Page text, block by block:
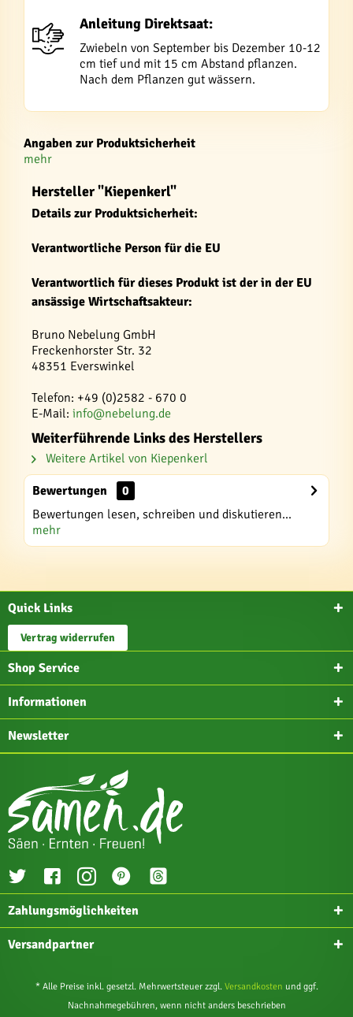
Anleitung Direktsaat:
Zwiebeln von September bis Dezember 10-12
cm tief und mit 15 cm Abstand pflanzen.
Nach dem Pflanzen gut wässern.
Angaben zur Produktsicherheit
mehr
Hersteller "Kiepenkerl"
Details zur Produktsicherheit:
Verantwortliche Person für die EU
Verantwortlich für dieses Produkt ist der in der EU
ansässige Wirtschaftsakteur:
Bruno Nebelung GmbH
Freckenhorster Str. 32
48351 Everswinkel
Telefon: +49 (0)2582 - 670 0
E-Mail: info@nebelung.de
Weiterführende Links des Herstellers
Weitere Artikel von Kiepenkerl
Bewertungen
0
Bewertungen lesen, schreiben und diskutieren...
mehr
Quick Links
Vertrag widerrufen
Shop Service
Informationen
Newsletter
Zahlungsmöglichkeiten
Versandpartner
* Alle Preise inkl. gesetzl. Mehrwertsteuer zzgl. Versandkosten und ggf.
Nachnahmegebühren, wenn nicht anders beschrieben